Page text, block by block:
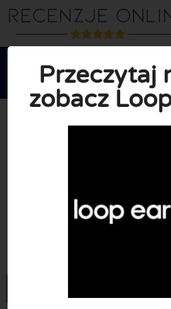

Przeczytaj
zobacz